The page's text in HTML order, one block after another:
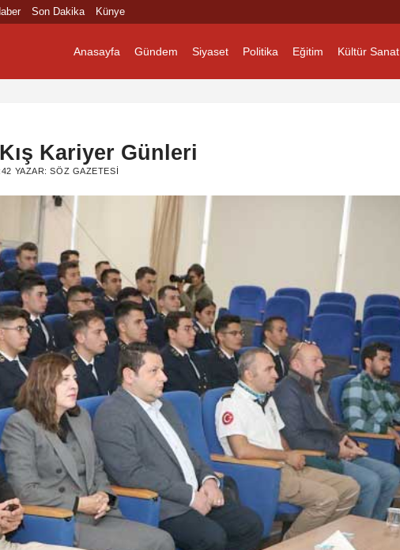
Son Dakika Künye
Anasayfa Gündem Siyaset Politika Eğitim Kültür Sanat
Kariyer Günleri
YAZAR:SÖZ GAZETESI